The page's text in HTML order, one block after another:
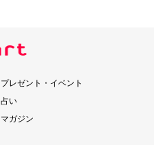
プレゼント・イベント
占い
マガジン